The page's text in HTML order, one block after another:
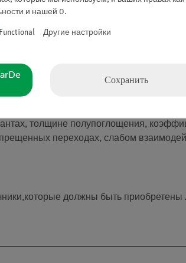
рассчитывается массовый
счетчика. Определить зависимость
облучаемого материала. В
рассчитать массовый
толщине полупоглощения,
переходах, слабом
должны быть приобретены
и нашей 0.
Functional Другие настройки
Сохранить